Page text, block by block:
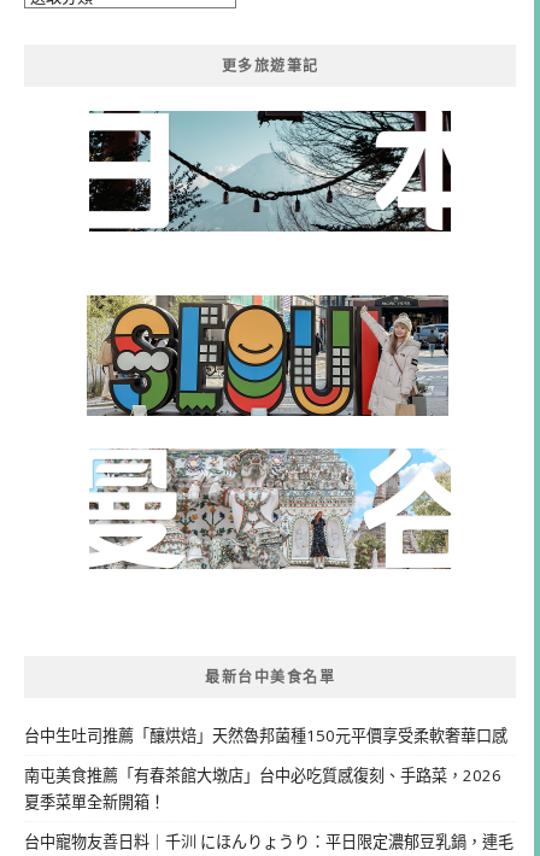
更多旅遊筆記
最新台中美食名單
台中生吐司推薦「釀烘焙」天然魯邦菌種150元平價享受柔軟奢華口感
南屯美食推薦「有春茶館大墩店」台中必吃質感復刻、手路菜，2026
夏季菜單全新開箱！
台中寵物友善日料｜千汌 にほんりょうり：平日限定濃郁豆乳鍋，連毛